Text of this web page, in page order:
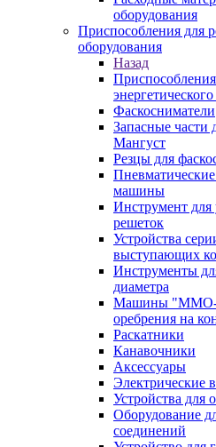
оборудования
Приспособления для
оборудования
Назад
Фаскосниматели
Запасные части
Мангуст
Резцы для
машины
Инструмент для
решеток
Устройства
выступающих
Инструменты
диаметра
Машины "ММО-
оребрения на
Раскатники
Канавочники
Аксессуары
Электрические
Устройства для
Оборудование
соединений